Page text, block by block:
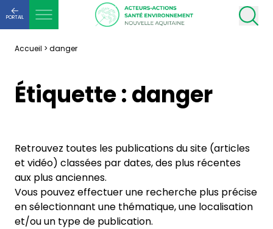
PORTAIL
Accueil > danger
Étiquette :danger
Retrouvez toutes les publications du site (articles
et vidéo) classées par dates, des plus récentes
aux plus anciennes.
Vous pouvez effectuer une recherche plus précise
en sélectionnant une thématique, une localisation
et/ou un type de publication.